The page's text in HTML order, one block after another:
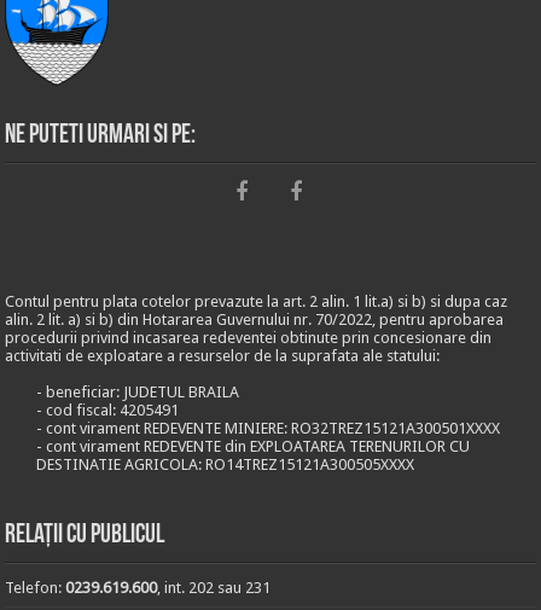
Ne puteti urmari si pe:
Contul pentru plata cotelor prevazute la art. 2 alin. 1 lit.a) si b) si dupa caz
alin. 2 lit. a) si b) din Hotararea Guvernului nr. 70/2022, pentru aprobarea
procedurii privind incasarea redeventei obtinute prin concesionare din
activitati de exploatare a resurselor de la suprafata ale statului:
- beneficiar: JUDETUL BRAILA
- cod fiscal: 4205491
- cont virament REDEVENTE MINIERE: RO32TREZ15121A300501XXXX
- cont virament REDEVENTE din EXPLOATAREA TERENURILOR CU
DESTINATIE AGRICOLA: RO14TREZ15121A300505XXXX
Relații cu publicul
Telefon:0239.619.600, int. 202 sau 231